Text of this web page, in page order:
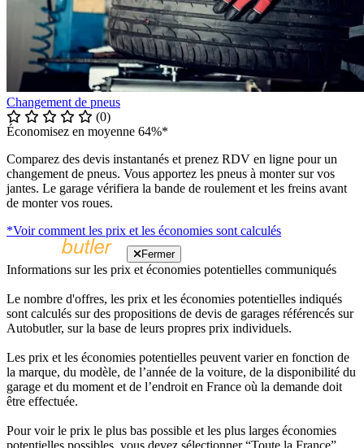
Changement de pneus
(0)
Économisez en moyenne 64%*
Comparez des devis instantanés et prenez RDV en ligne pour un
changement de pneus. Vous apportez les pneus à monter sur vos
jantes. Le garage vérifiera la bande de roulement et les freins avant
de monter vos roues.
*Voir comment les prix et les économies sont calculés
Fermer
Informations sur les prix et économies potentielles communiqués
Le nombre d'offres, les prix et les économies potentielles indiqués
sont calculés sur des propositions de devis de garages référencés sur
Autobutler, sur la base de leurs propres prix individuels.
Les prix et les économies potentielles peuvent varier en fonction de
la marque, du modèle, de l’année de la voiture, de la disponibilité du
garage et du moment et de l’endroit en France où la demande doit
être effectuée.
Pour voir le prix le plus bas possible et les plus larges économies
potentielles possibles, vous devez sélectionner “Toute la France”